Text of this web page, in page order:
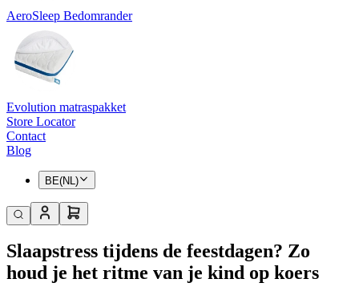
AeroSleep Bedomrander
Evolution matraspakket
Store Locator
Contact
Blog
BE(NL)
Slaapstress tijdens de feestdagen? Zo
houd je het ritme van je kind op koers